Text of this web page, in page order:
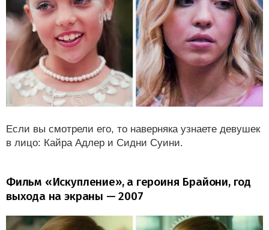
Если вы смотрели его, то наверняка узнаете девушек
в лицо: Кайра Адлер и Сидни Суини.
Фильм «Искупление», а героиня Брайони, год
выхода на экраны — 2007